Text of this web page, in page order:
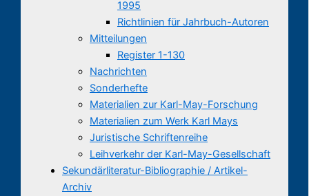
1995
Richtlinien für Jahrbuch-Autoren
Mitteilungen
Register 1-130
Nachrichten
Sonderhefte
Materialien zur Karl-May-Forschung
Materialien zum Werk Karl Mays
Juristische Schriftenreihe
Leihverkehr der Karl-May-Gesellschaft
Sekundärliteratur-Bibliographie / Artikel-
Archiv